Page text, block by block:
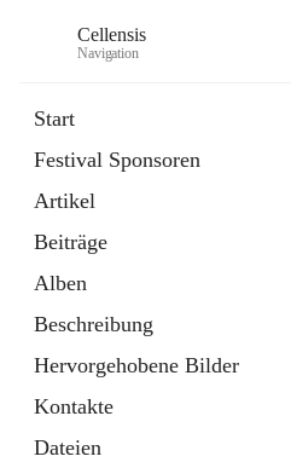
Cellensis
Navigation
Start
Festival Sponsoren
Artikel
Beiträge
Alben
Beschreibung
Hervorgehobene Bilder
Kontakte
Dateien
Festival Sponsoren